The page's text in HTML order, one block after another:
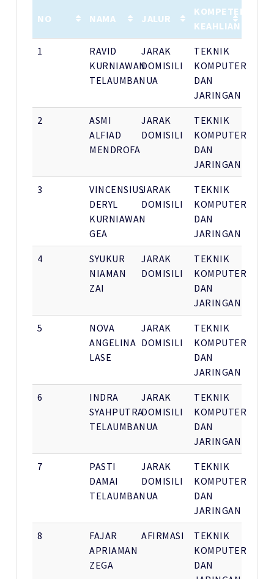
NO NAMA JALUR
KOMPETENSI
KEAHLIAN
1
RAVID
KURNIAWAN
TELAUMBANUA
JARAK
DOMISILI
TEKNIK
KOMPUTER
DAN
JARINGAN
2
ASMI
ALFIAD
MENDROFA
JARAK
DOMISILI
TEKNIK
KOMPUTER
DAN
JARINGAN
3
VINCENSIUS
DERYL
KURNIAWAN
GEA
JARAK
DOMISILI
TEKNIK
KOMPUTER
DAN
JARINGAN
4
SYUKUR
NIAMAN
ZAI
JARAK
DOMISILI
TEKNIK
KOMPUTER
DAN
JARINGAN
5
NOVA
ANGELINA
LASE
JARAK
DOMISILI
TEKNIK
KOMPUTER
DAN
JARINGAN
6
INDRA
SYAHPUTRA
TELAUMBANUA
JARAK
DOMISILI
TEKNIK
KOMPUTER
DAN
JARINGAN
7
PASTI
DAMAI
TELAUMBANUA
JARAK
DOMISILI
TEKNIK
KOMPUTER
DAN
JARINGAN
8
FAJAR
APRIAMAN
ZEGA
AFIRMASI
TEKNIK
KOMPUTER
DAN